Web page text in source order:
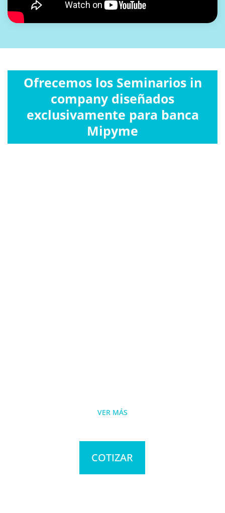
Ofrecemos los Seminarios in
company diseñados
exclusivamente para banca
Mipyme
VER MÁS
COTIZAR